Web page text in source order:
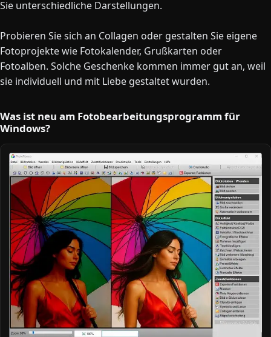
Sie unterschiedliche Darstellungen.
Probieren Sie sich an Collagen oder gestalten Sie eigene
Fotoprojekte wie Fotokalender, Grußkarten oder
Fotoalben. Solche Geschenke kommen immer gut an, weil
sie individuell und mit Liebe gestaltet wurden.
Was ist neu am Fotobearbeitungsprogramm für
Windows?